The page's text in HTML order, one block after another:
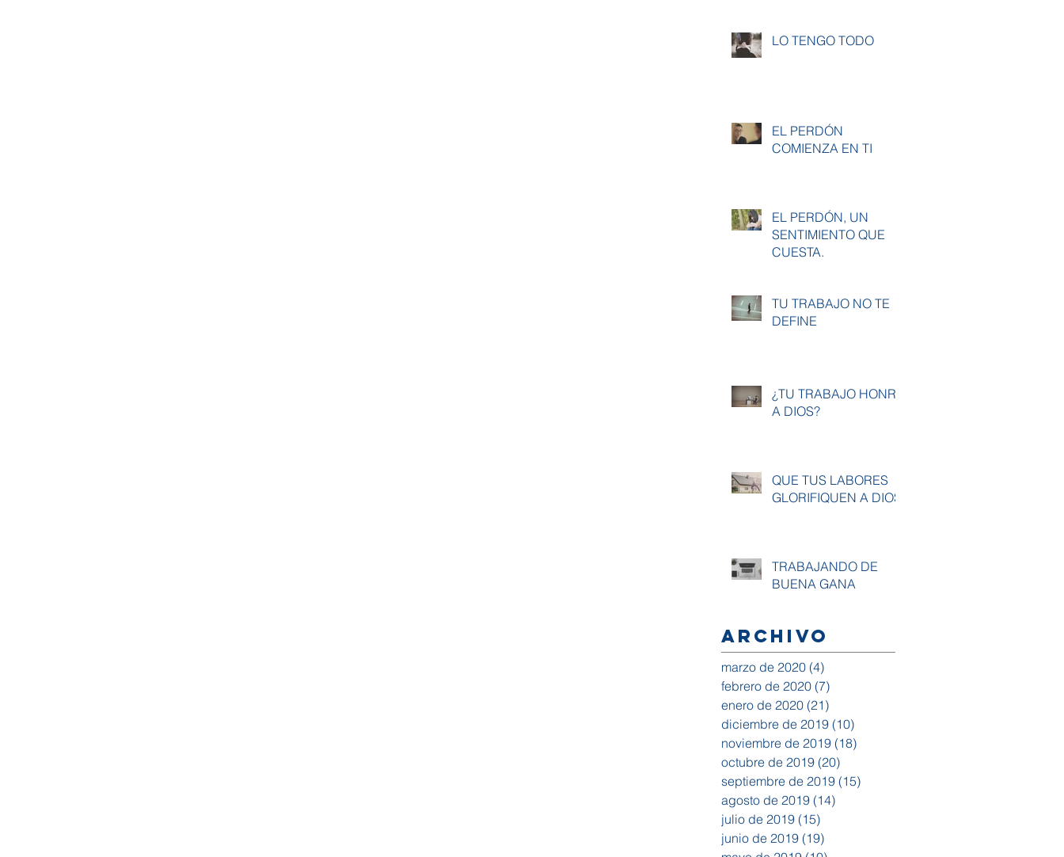
LO TENGO TODO
EL PERDÓN
COMIENZA EN TI
EL PERDÓN, UN
SENTIMIENTO QUE
CUESTA.
TU TRABAJO NO TE
DEFINE
¿TU TRABAJO HONRA
A DIOS?
QUE TUS LABORES
GLORIFIQUEN A DIOS
TRABAJANDO DE
BUENA GANA
Archivo
marzo de 2020 (4)
febrero de 2020 (7)
enero de 2020 (21)
diciembre de 2019 (10)
noviembre de 2019 (18)
octubre de 2019 (20)
septiembre de 2019 (15)
agosto de 2019 (14)
julio de 2019 (15)
junio de 2019 (19)